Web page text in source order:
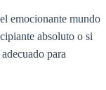
emocionante mundo
absoluto o si
para